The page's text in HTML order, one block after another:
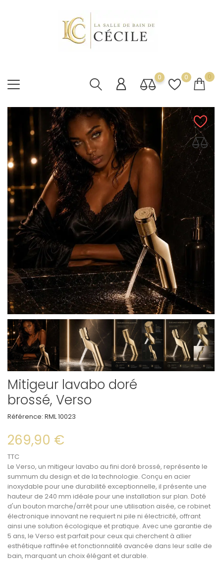
0 0 0
Mitigeur lavabo doré
brossé, Verso
Référence: RML 10023
269,90 €
TTC
Le Verso, un mitigeur lavabo au fini doré brossé, représente le
summum du design et de la technologie. Conçu en acier
inoxydable pour une durabilité exceptionnelle, il présente une
hauteur de 240 mm idéale pour une installation sur plan. Doté
d'un bouton marche/arrêt pour une utilisation aisée, ce robinet
électronique innovant ne requiert ni pile ni électricité, offrant
ainsi une solution écologique et pratique. Avec une garantie de
5 ans, le Verso est parfait pour ceux qui cherchent à allier
esthétique raffinée et fonctionnalité avancée dans leur salle de
bain, marquant un choix élégant et durable.